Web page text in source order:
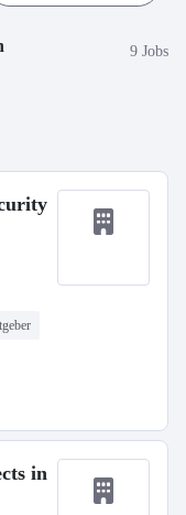
9 Jobs
in